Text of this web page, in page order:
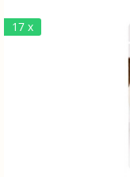
17 x